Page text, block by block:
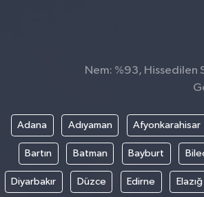
Nem: %93, Hissedilen
Adana Adıyaman Afyonkarahisar
Bartın Batman Bayburt
Diyarbakır Düzce Edirne Elazığ